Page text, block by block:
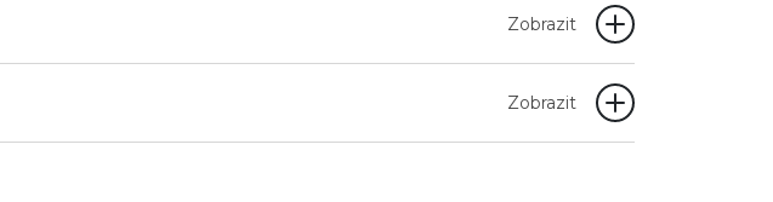
Zobrazit
Zobrazit